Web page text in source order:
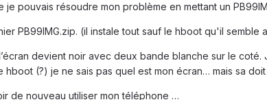
pouvais résoudre mon problème en mettant un
PB99IMG.zip. (il instale tout sauf le hboot qu'il semble
devient noir avec deux bande blanche sur le
hboot (?) je ne sais pas quel est mon écran… mais sa doit
de nouveau utiliser mon téléphone …